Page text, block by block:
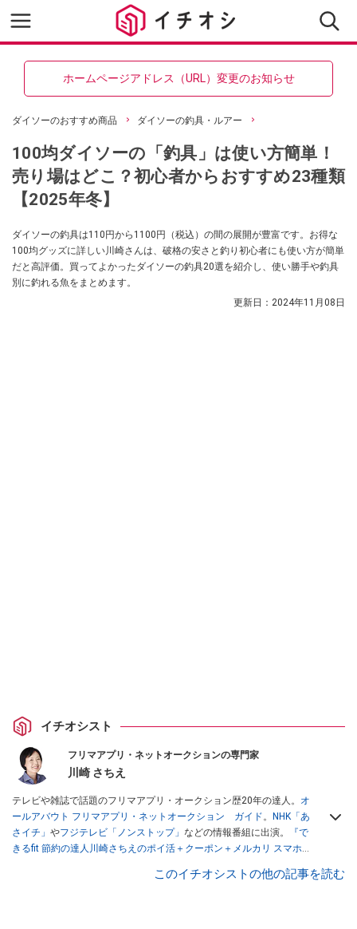
ホームページアドレス（URL）変更のお知らせ
ダイソーのおすすめ商品 ダイソーの釣具・ルアー
100均ダイソーの「釣具」は使い方簡単！
売り場はどこ？初心者からおすすめ23種類
【2025年冬】
ダイソーの釣具は110円から1100円（税込）の間の展開が豊富です。お得な
100均グッズに詳しい川崎さんは、破格の安さと釣り初心者にも使い方が簡単
だと高評価。買ってよかったダイソーの釣具20選を紹介し、使い勝手や釣具
別に釣れる魚をまとめます。
更新日： 2024年11月08日
イチオシスト
フリマアプリ・ネットオークションの専門家
川崎 さちえ
テレビや雑誌で話題のフリマアプリ・オークション歴20年の達人。 オ
ールアバウト フリマアプリ・ネットオークション ガイド。
NHK「あ
さイチ」 やフジテレビ「ノンストップ」 などの情報番組に出演。
『で
きるfit 節約の達人川崎さちえのポイ活＋クーポン＋メルカリ スマホで
スマホ1つでスキマ時間に効率的に稼ぐ！』（翔泳社刊） ほか著書多
このイチオシストの他の記事を読む